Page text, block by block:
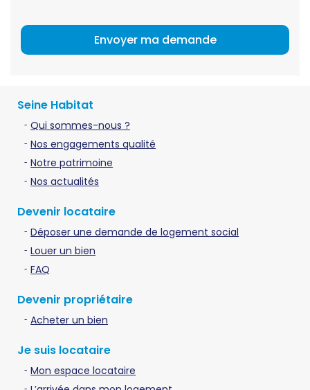
Seine Habitat
Qui sommes-nous ?
Nos engagements qualité
Notre patrimoine
Nos actualités
Devenir locataire
Déposer une demande de logement social
Louer un bien
FAQ
Devenir propriétaire
Acheter un bien
Je suis locataire
Mon espace locataire